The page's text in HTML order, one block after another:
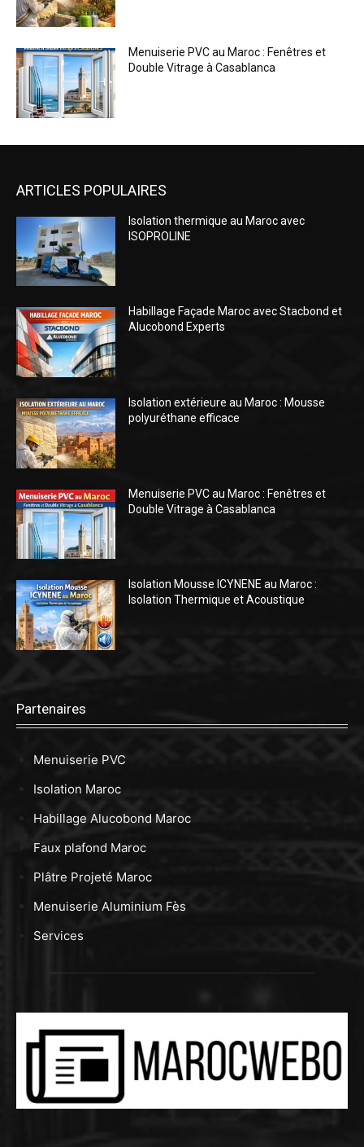
Menuiserie PVC au Maroc : Fenêtres et
Double Vitrage à Casablanca
ARTICLES POPULAIRES
Isolation thermique au Maroc avec
ISOPROLINE
Habillage Façade Maroc avec Stacbond et
Alucobond Experts
Isolation extérieure au Maroc : Mousse
polyuréthane efficace
Menuiserie PVC au Maroc : Fenêtres et
Double Vitrage à Casablanca
Isolation Mousse ICYNENE au Maroc :
Isolation Thermique et Acoustique
Partenaires
Menuiserie PVC
Isolation Maroc
Habillage Alucobond Maroc
Faux plafond Maroc
Plâtre Projeté Maroc
Menuiserie Aluminium Fès
Services